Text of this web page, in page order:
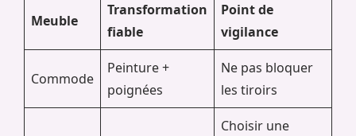
Meuble
Transformation
fiable
Point de
vigilance
Commode
Peinture +
poignées
Ne pas bloquer
les tiroirs
Choisir une